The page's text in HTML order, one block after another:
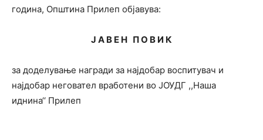
година, Општина Прилеп објавува:
Ј А В Е Н П О В И К
за доделување награди за најдобар воспитувач и
најдобар неговател вработени во ЈОУДГ ,,Наша
иднина‘‘ Прилеп